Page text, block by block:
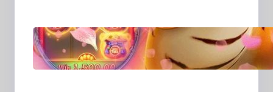
MajalahPotretIndones
ia dan Cara Baru
Merekam Cerita dari